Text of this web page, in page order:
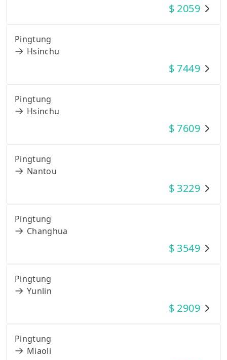
$ 2059
Pingtung
Hsinchu
$ 7449
Pingtung
Hsinchu
$ 7609
Pingtung
Nantou
$ 3229
Pingtung
Changhua
$ 3549
Pingtung
Yunlin
$ 2909
Pingtung
Miaoli